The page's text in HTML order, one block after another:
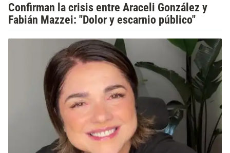
Confirman la crisis entre Araceli González y
Fabián Mazzei: "Dolor y escarnio público"